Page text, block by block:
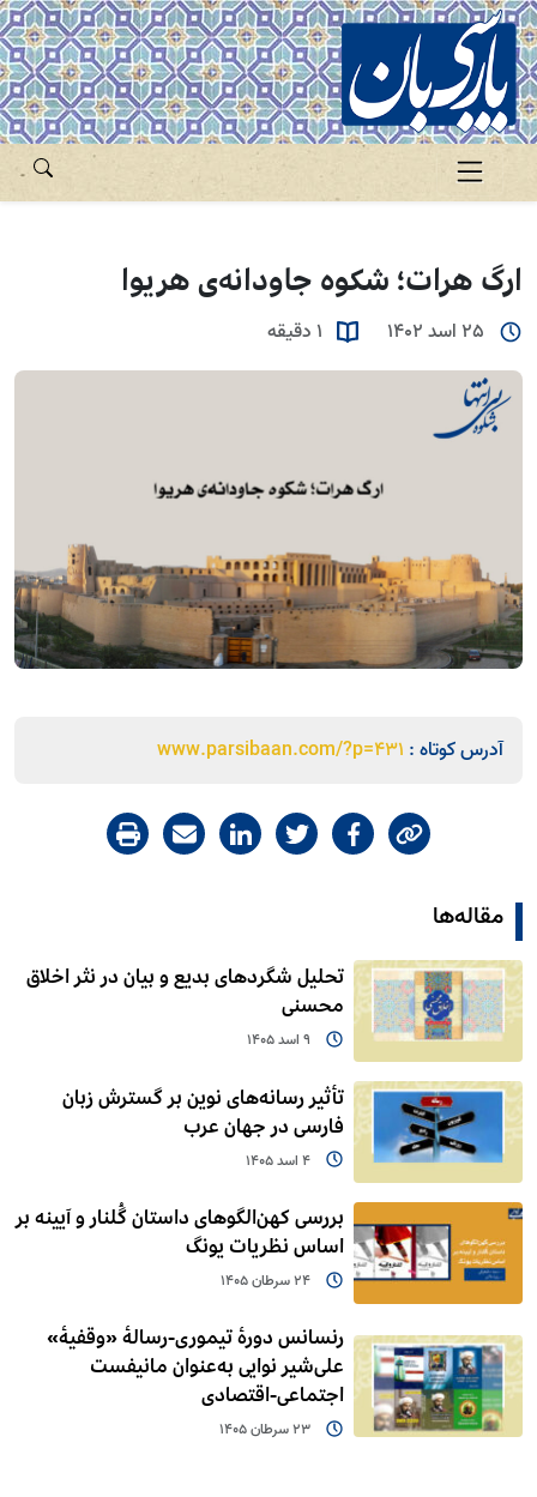
ارگ هرات؛ شکوه جاودانه‌ی هریوا
25 اسد 1402 1 دقیقه
آدرس کوتاه : www.parsibaan.com/?p=431
مقاله‌ها
تحلیل شگردهای بدیع و بیان در نثر اخلاق
محسنی
9 اسد 1405
تأثیر رسانه‌های نوین بر گسترش زبان
فارسی در جهان عرب
4 اسد 1405
بررسی کهن‌الگوهای داستان گُلنار و آیینه بر
اساس نظریات یونگ
24 سرطان 1405
رنسانس دورۀ تیموری-رسالۀ «وقفیۀ»
علی‌شیر نوایی به‌عنوان مانیفست
اجتماعی-اقتصادی
23 سرطان 1405